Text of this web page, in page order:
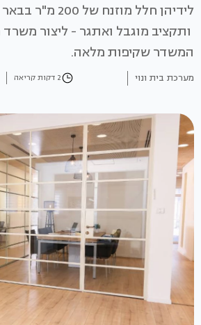
ותקציב מוגבל ואתגר - ליצור משרד
המשדר שקיפות מלאה.
מערכת בית ונוי 2 דקות קריאה